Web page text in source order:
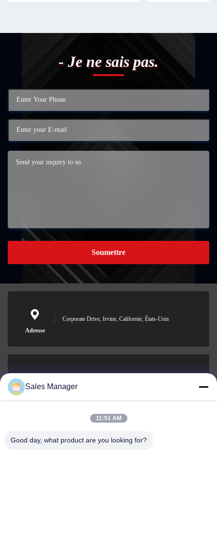
- Je ne sais pas.
Soumettre
Adresse
Corporate Drive, Irvine, Californie, États-Unis
001-512-7443871
Sales Manager
11:51 AM
Good day, what product are you looking for?